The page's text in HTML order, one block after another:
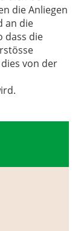
die Anliegen
an die
dass die
von der